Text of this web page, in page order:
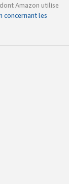
Amazon utilise
concernant les